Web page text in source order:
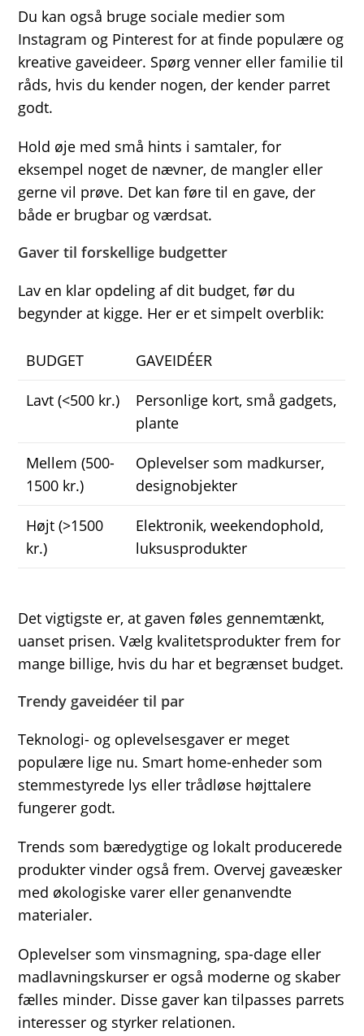
Du kan også bruge sociale medier som
Instagram og Pinterest for at finde populære og
kreative gaveideer. Spørg venner eller familie til
råds, hvis du kender nogen, der kender parret
godt.
Hold øje med små hints i samtaler, for
eksempel noget de nævner, de mangler eller
gerne vil prøve. Det kan føre til en gave, der
både er brugbar og værdsat.
Gaver til forskellige budgetter
Lav en klar opdeling af dit budget, før du
begynder at kigge. Her er et simpelt overblik:
BUDGET GAVEIDÉER
Lavt (<500 kr.)
Personlige kort, små gadgets,
plante
Mellem (500-
1500 kr.)
Oplevelser som madkurser,
designobjekter
Højt (>1500
kr.)
Elektronik, weekendophold,
luksusprodukter
Det vigtigste er, at gaven føles gennemtænkt,
uanset prisen. Vælg kvalitetsprodukter frem for
mange billige, hvis du har et begrænset budget.
Trendy gaveidéer til par
Teknologi- og oplevelsesgaver er meget
populære lige nu. Smart home-enheder som
stemmestyrede lys eller trådløse højttalere
fungerer godt.
Trends som bæredygtige og lokalt producerede
produkter vinder også frem. Overvej gaveæsker
med økologiske varer eller genanvendte
materialer.
Oplevelser som vinsmagning, spa-dage eller
madlavningskurser er også moderne og skaber
fælles minder. Disse gaver kan tilpasses parrets
interesser og styrker relationen.